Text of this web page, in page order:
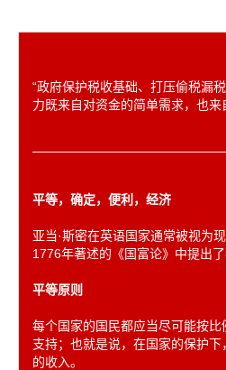
“政府保护税收基础、打压偷税漏
力既来自对资金的简单需求，也来
平等，确定，便利，经济
亚当·斯密在英语国家通常被视为
1776年著述的《国富论》中提出了
平等原则
每个国家的国民都应当尽可能按
支持；也就是说，在国家的保护下
的收入。